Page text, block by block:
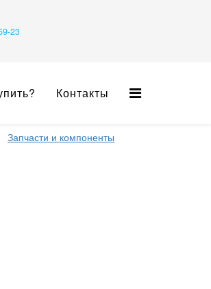
23
Контакты
Запчасти и компоненты